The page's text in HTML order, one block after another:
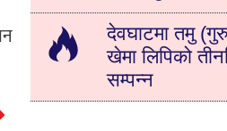
देवघाटमा तमु
खेमा लिपिको
सम्पन्न